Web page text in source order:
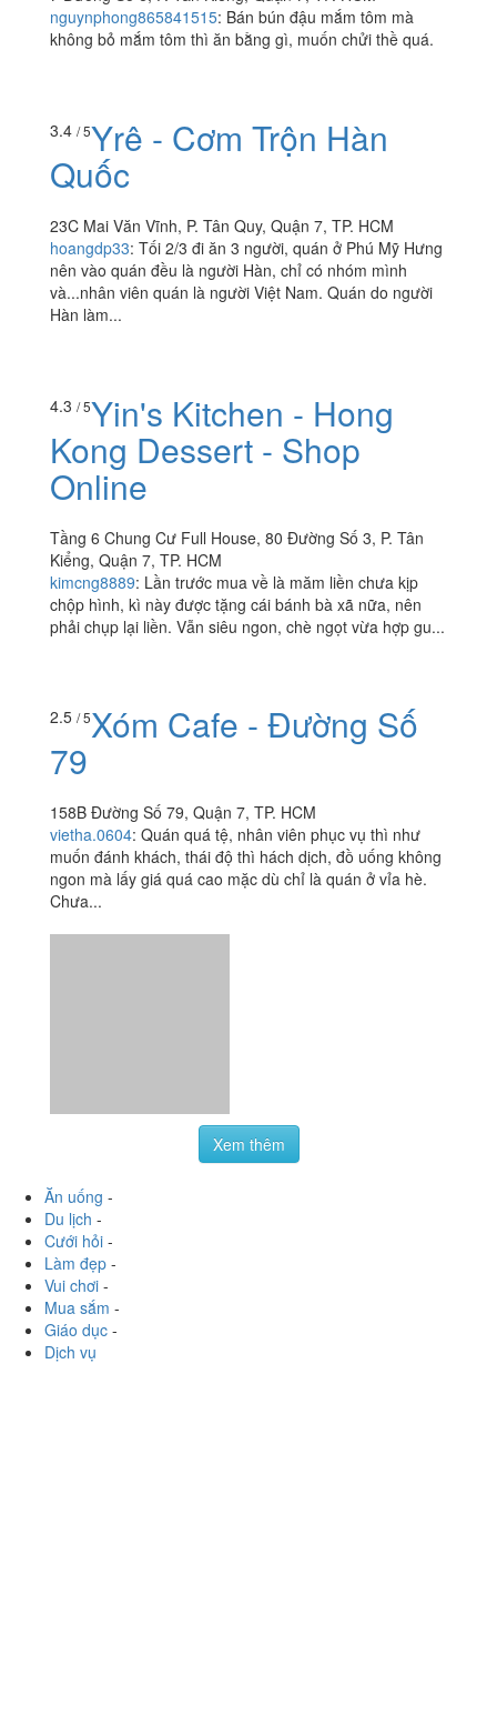
Tôm - Đường Số 6
không bỏ mắm tôm thì ăn bằng gì, muốn chửi thề quá.
3.4/ 5Yrê - Cơm Trộn Hàn
Quốc
23C Mai Văn Vĩnh, P. Tân Quy, Quận 7, TP. HCM
Hàn làm...
4.3/ 5Yin's Kitchen - Hong
Kong Dessert - Shop
Online
Tầng 6 Chung Cư Full House, 80 Đường Số 3, P. Tân
phải chụp lại liền. Vẫn siêu ngon, chè ngọt vừa hợp gu...
2.5/ 5 Xóm Cafe - Đường Số
79
158B Đường Số 79, Quận 7, TP. HCM
Ăn uống-
Làm đẹp
Vui chơi-
Mua sắm
Giáo dục
Dịch vụ